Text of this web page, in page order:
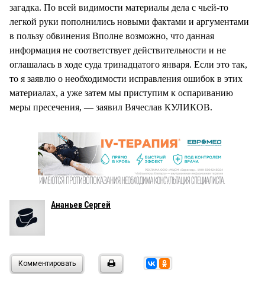
загадка. По всей видимости материалы дела с чьей-то
легкой руки пополнились новыми фактами и аргументами
в пользу обвинения Вполне возможно, что данная
информация не соответствует действительности и не
оглашалась в ходе суда тринадцатого января. Если это так,
то я заявлю о необходимости исправления ошибок в этих
материалах, а уже затем мы приступим к оспариванию
меры пресечения, — заявил Вячеслав КУЛИКОВ.
Ананьев Сергей
Комментировать